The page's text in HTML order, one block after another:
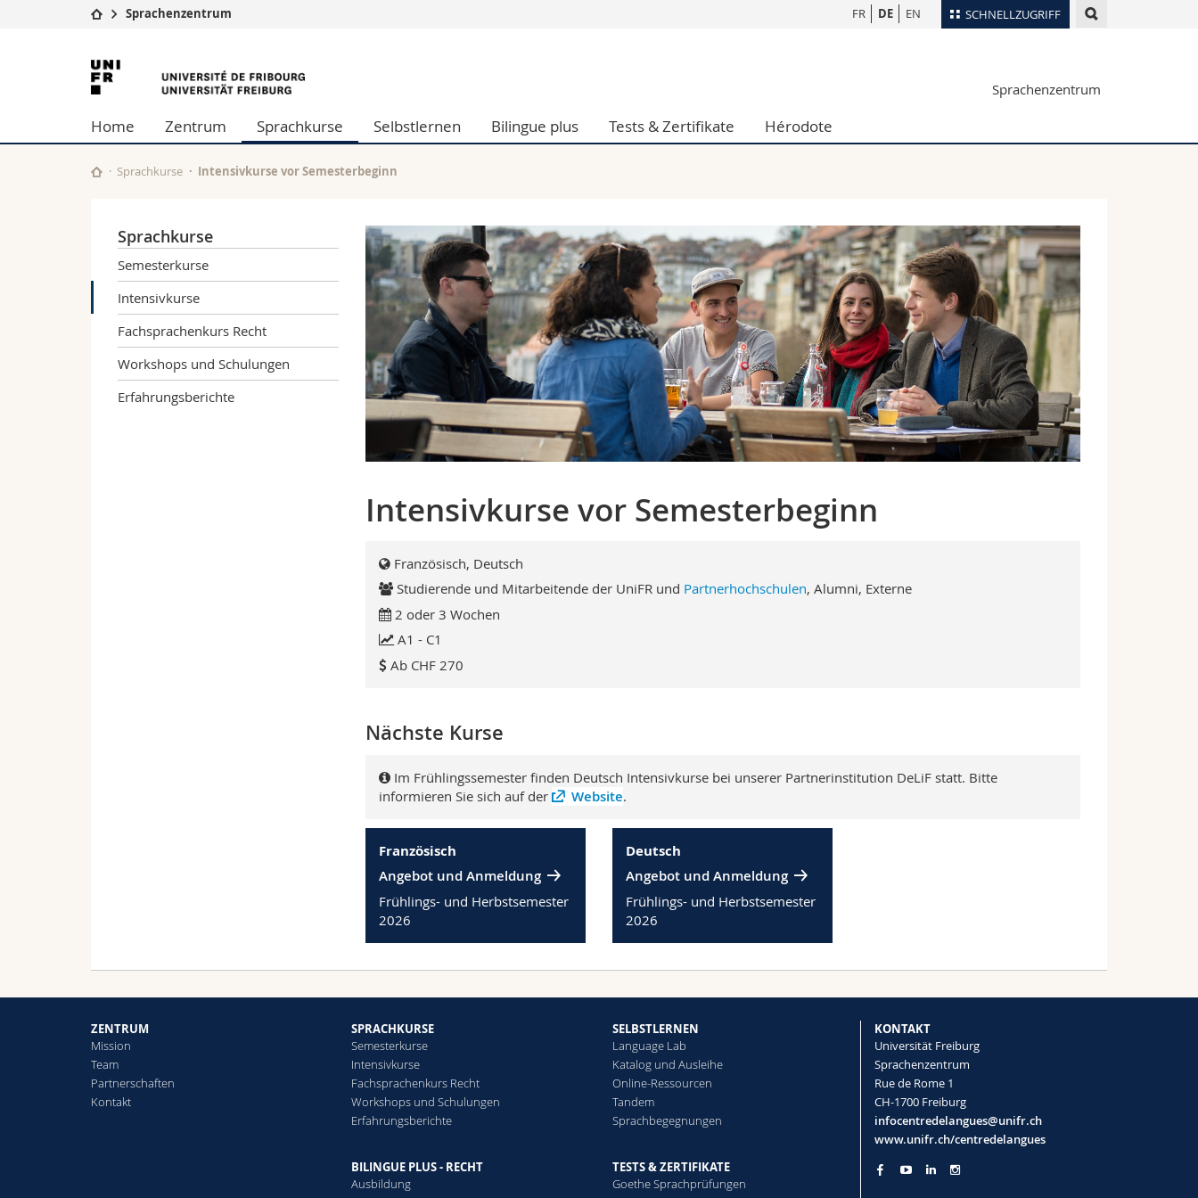
SCHNELLZUGRIFF
Universität
Studium
Forschung
Universität
Weiterbildung
Wirtschafts- und Sozialwissenschaftliche Fak.
Philosophische Fak.
Fak. für Erziehungs- und Bildungswissenschaften
Math.-Nat. und Med. Fak.
Medien
Forschende
Webmail
FR DE EN
Sprachenzentrum
Universität
Freiburg
Sprachenzentrum
Home Zentrum Sprachkurse Selbstlernen Bilingue plus Tests & Zertifikate Hérodote
Sprachkurse Intensivkurse vor Semesterbeginn
Sprachkurse
Semesterkurse
Intensivkurse
Fachsprachenkurs Recht
Workshops und Schulungen
Erfahrungsberichte
Intensivkurse vor Semesterbeginn
Französisch, Deutsch
Studierende und Mitarbeitende der UniFR und Partnerhochschulen, Alumni, Externe
2 oder 3 Wochen
A1 - C1
Ab CHF 270
Nächste Kurse
Im Frühlingssemester finden Deutsch Intensivkurse bei unserer Partnerinstitution DeLiF statt. Bitte
informieren Sie sich auf der
Website.
Französisch
Angebot und Anmeldung
Frühlings- und Herbstsemester
2026
Deutsch
Angebot und Anmeldung
Frühlings- und Herbstsemester
2026
ZENTRUM
Mission
Team
Partnerschaften
Kontakt
SPRACHKURSE
Semesterkurse
Intensivkurse
Fachsprachenkurs Recht
Workshops und Schulungen
Erfahrungsberichte
BILINGUE PLUS - RECHT
Ausbildung
SELBSTLERNEN
Language Lab
Katalog und Ausleihe
Online-Ressourcen
Tandem
Sprachbegegnungen
TESTS & ZERTIFIKATE
Goethe Sprachprüfungen
KONTAKT
Universität Freiburg
Sprachenzentrum
Rue de Rome 1
CH-1700 Freiburg
infocentredelangues@unifr.ch
www.unifr.ch/centredelangues